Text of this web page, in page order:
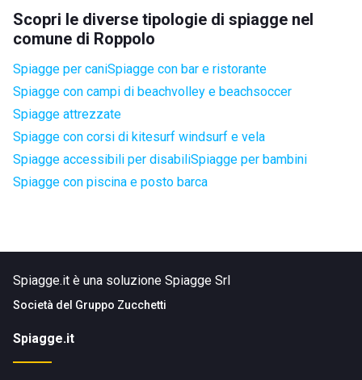
Scopri le diverse tipologie di spiagge nel
comune di Roppolo
Spiagge per caniSpiagge con bar e ristorante
Spiagge con campi di beachvolley e beachsoccer
Spiagge attrezzate
Spiagge con corsi di kitesurf windsurf e vela
Spiagge accessibili per disabiliSpiagge per bambini
Spiagge con piscina e posto barca
Spiagge.it è una soluzione Spiagge Srl
Società del Gruppo Zucchetti
Spiagge.it